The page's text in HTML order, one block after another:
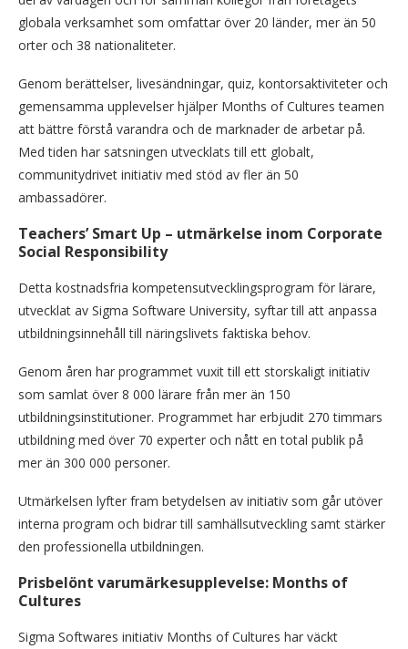
globala verksamhet som omfattar över 20 länder, mer än 50
orter och 38 nationaliteter.
Genom berättelser, livesändningar, quiz, kontorsaktiviteter och
gemensamma upplevelser hjälper Months of Cultures teamen
att bättre förstå varandra och de marknader de arbetar på.
Med tiden har satsningen utvecklats till ett globalt,
communitydrivet initiativ med stöd av fler än 50
ambassadörer.
Teachers’ Smart Up – utmärkelse inom Corporate
Social Responsibility
Detta kostnadsfria kompetensutvecklingsprogram för lärare,
utvecklat av Sigma Software University, syftar till att anpassa
utbildningsinnehåll till näringslivets faktiska behov.
Genom åren har programmet vuxit till ett storskaligt initiativ
som samlat över 8 000 lärare från mer än 150
utbildningsinstitutioner. Programmet har erbjudit 270 timmars
utbildning med över 70 experter och nått en total publik på
mer än 300 000 personer.
Utmärkelsen lyfter fram betydelsen av initiativ som går utöver
interna program och bidrar till samhällsutveckling samt stärker
den professionella utbildningen.
Prisbelönt varumärkesupplevelse: Months of
Cultures
Sigma Softwares initiativ Months of Cultures har väckt